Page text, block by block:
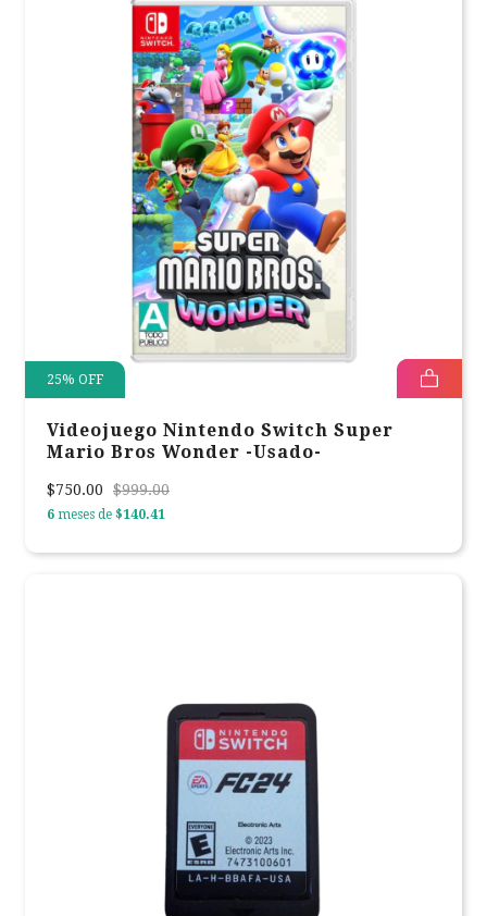
25% OFF
Videojuego Nintendo Switch Super
Mario Bros Wonder -Usado-
$750.00 $999.00
6 meses de $140.41